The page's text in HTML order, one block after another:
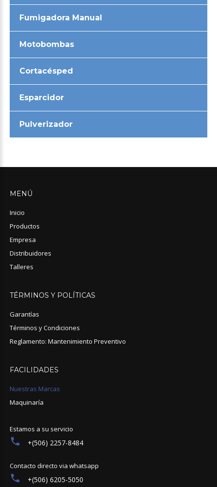
Fumigadora Manual
Motobombas
Cortacésped
Esparcidor
Pulverizador
MENÚ
Inicio
Productos
Empresa
Distribuidores
Talleres
TÉRMINOS Y POLÍTICAS
Garantías
Términos y Condiciones
Reglamento: Mantenimiento Preventivo
FACILIDADES
Nuestras Marcas
Maquinaría
Estamos a su servicio
+(506) 2257-8484
Contacto directo via whatsapp
+(506) 6205-5050